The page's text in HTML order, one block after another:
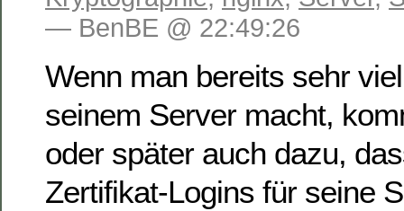
— BenBE @ 22:49:26
Wenn man bereits sehr
seinem Server macht,
oder später auch dazu,
Zertifikat-Logins für seine